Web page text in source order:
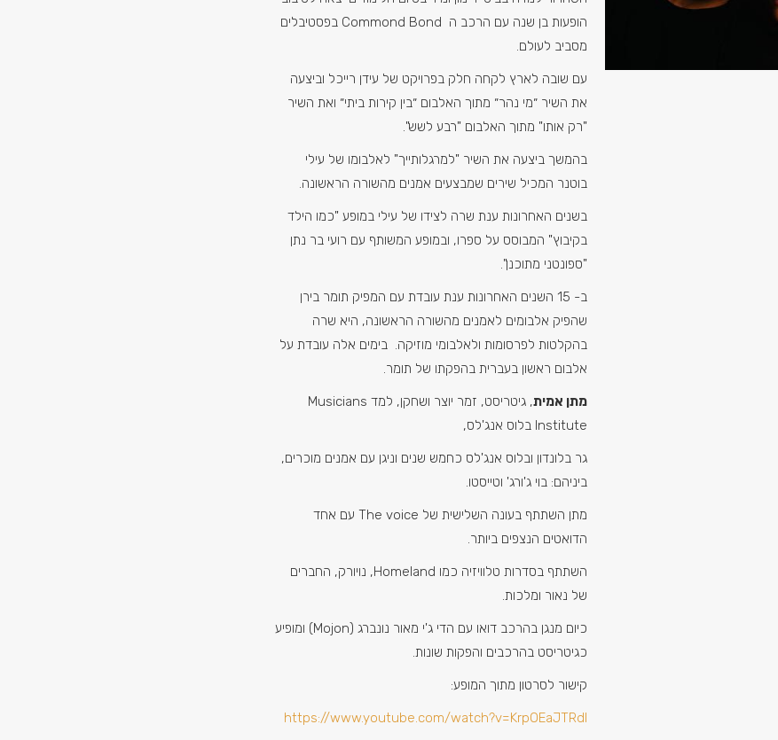
הופעות בן שנה עם הרכב ה Commond Bond בפסטיבלים
מסביב לעולם.
עם שובה לארץ לקחה חלק בפרויקט של עידן רייכל וביצעה
את השיר ״מי נהר״ מתוך האלבום ״בין קירות ביתי״ ואת השיר
"רק אותו" מתוך האלבום "רבע לשש".
בהמשך ביצעה את השיר "למרגלותייך" לאלבומו של עילי
בוטנר המכיל שירים שמבצעים אמנים מהשורה הראשונה.
בשנים האחרונות ענת שרה לצידו של עילי במופע "כמו הילד
בקיבוץ" המבוסס על ספרו, ובמופע המשותף עם רועי בר נתן
"ספונטני מתוכנן".
ב- 15 השנים האחרונות ענת עובדת עם המפיק תומר בירן
שהפיק אלבומים לאמנים מהשורה הראשונה, היא שרה
בהקלטות לפרסומות ולאלבומי מוזיקה. בימים אלה עובדת על
אלבום ראשון בעברית בהפקתו של תומר.
מתן אמית
, גיטריסט, זמר יוצר ושחקן, למד Musicians
Institute בלוס אנג'לס,
גר בלונדון ובלוס אנג'לס כחמש שנים וניגן עם אמנים מוכרים,
ביניהם: בוי ג'ורג' וטייסטו.
מתן השתתף בעונה השלישית של The voice עם אחד
הדואטים הנצפים ביותר.
השתתף בסדרות טלוויזיה כמו Homeland, נויורק, החברים
של נאור ומלכות.
כיום מנגן בהרכב דואו עם הדי ג'י מאור נונברג (Mojon) ומופיע
כגיטריסט בהרכבים והפקות שונות.
קישור לסרטון מתוך המופע:
https://www.youtube.com/watch?v=KrpOEaJTRdI